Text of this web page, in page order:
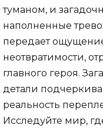
туманом, и
наполненные
передает
неотвратимости,
главного героя.
детали
реальность
Исследуйте мир,